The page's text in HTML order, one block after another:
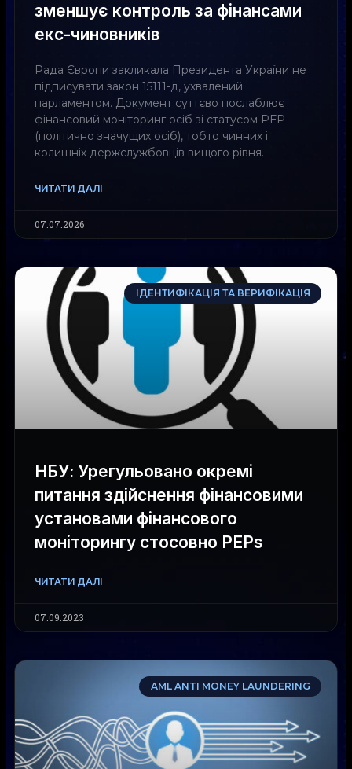
зменшує контроль за фінансами
екс-чиновників
Рада Європи закликала Президента України не
підписувати закон 15111-д, ухвалений
парламентом. Документ суттєво послаблює
фінансовий моніторинг осіб зі статусом РЕР
(політично значущих осіб), тобто чинних і
колишніх держслужбовців вищого рівня.
ЧИТАТИ ДАЛІ
07.07.2026
ІДЕНТИФІКАЦІЯ ТА ВЕРИФІКАЦІЯ
НБУ: Урегульовано окремі
питання здійснення фінансовими
установами фінансового
моніторингу стосовно РЕРs
ЧИТАТИ ДАЛІ
07.09.2023
AML ANTI MONEY LAUNDERING